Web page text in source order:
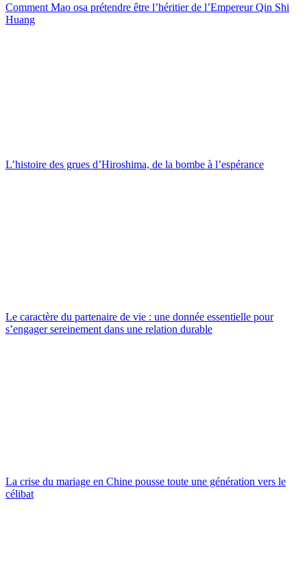
Comment Mao osa prétendre être l’héritier de l’Empereur Qin Shi
Huang
L’histoire des grues d’Hiroshima, de la bombe à l’espérance
Le caractère du partenaire de vie : une donnée essentielle pour
s’engager sereinement dans une relation durable
La crise du mariage en Chine pousse toute une génération vers le
célibat